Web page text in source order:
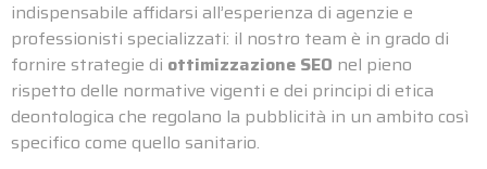
indispensabile affidarsi all’esperienza di agenzie e
professionisti specializzati: il nostro team è in grado di
fornire strategie di ottimizzazione SEO nel pieno
rispetto delle normative vigenti e dei principi di etica
deontologica che regolano la pubblicità in un ambito così
specifico come quello sanitario.